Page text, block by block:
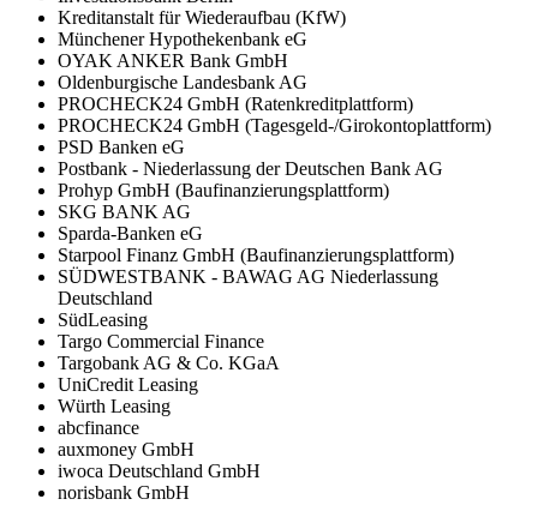
Kreditanstalt für Wiederaufbau (KfW)
Münchener Hypothekenbank eG
OYAK ANKER Bank GmbH
Oldenburgische Landesbank AG
PROCHECK24 GmbH (Ratenkreditplattform)
PROCHECK24 GmbH (Tagesgeld-/Girokontoplattform)
PSD Banken eG
Postbank - Niederlassung der Deutschen Bank AG
Prohyp GmbH (Baufinanzierungsplattform)
SKG BANK AG
Sparda-Banken eG
Starpool Finanz GmbH (Baufinanzierungsplattform)
SÜDWESTBANK - BAWAG AG Niederlassung
Deutschland
SüdLeasing
Targo Commercial Finance
Targobank AG & Co. KGaA
UniCredit Leasing
Würth Leasing
abcfinance
auxmoney GmbH
iwoca Deutschland GmbH
norisbank GmbH